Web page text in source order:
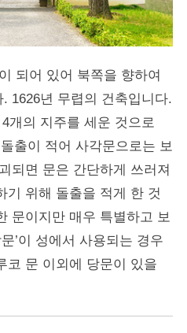
되어 있어 북쪽을 향하여
1626년 무렵의 건축입니다.
개의 지주를 세운 것으로
출이 적어 사각문으로는 보
되면 문은 간단하게 쓰러져
기 위해 돌출을 적게 한 것
문이지만 매우 특별하고 보
’이 성에서 사용되는 경우
코 문 이외에 당문이 있을